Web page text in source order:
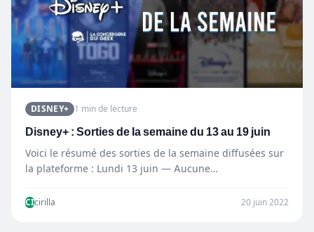
DISNEY+ 1 min de lecture
Disney+ : Sorties de la semaine du 13 au 19 juin
Voici le résumé des sorties de la semaine diffusées sur
la plateforme : Lundi 13 juin — Aucune…
CIcirilla 20 juin 2022